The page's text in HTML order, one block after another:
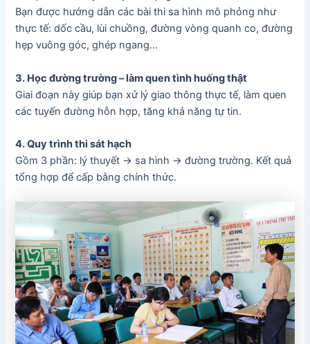
Bạn được hướng dẫn các bài thi sa hình mô phỏng như
thực tế: dốc cầu, lùi chuồng, đường vòng quanh co, đường
hẹp vuông góc, ghép ngang…
3. Học đường trường – làm quen tình huống thật
Giai đoạn này giúp bạn xử lý giao thông thực tế, làm quen
các tuyến đường hỗn hợp, tăng khả năng tự tin.
4. Quy trình thi sát hạch
Gồm 3 phần: lý thuyết → sa hình → đường trường. Kết quả
tổng hợp để cấp bằng chính thức.